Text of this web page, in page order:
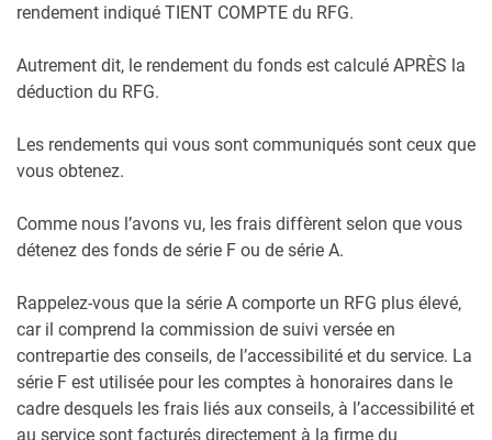
rendement indiqué TIENT COMPTE du RFG.
Autrement dit, le rendement du fonds est calculé APRÈS la
déduction du RFG.
Les rendements qui vous sont communiqués sont ceux que
vous obtenez.
Comme nous l’avons vu, les frais diffèrent selon que vous
détenez des fonds de série F ou de série A.
Rappelez-vous que la série A comporte un RFG plus élevé,
car il comprend la commission de suivi versée en
contrepartie des conseils, de l’accessibilité et du service. La
série F est utilisée pour les comptes à honoraires dans le
cadre desquels les frais liés aux conseils, à l’accessibilité et
au service sont facturés directement à la firme du